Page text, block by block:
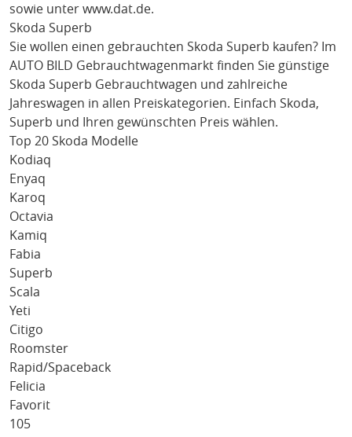
sowie unter www.dat.de.
Skoda Superb
Sie wollen einen gebrauchten Skoda Superb kaufen? Im
AUTO BILD Gebrauchtwagenmarkt finden Sie günstige
Skoda Superb Gebrauchtwagen und zahlreiche
Jahreswagen in allen Preiskategorien. Einfach Skoda,
Superb und Ihren gewünschten Preis wählen.
Top 20 Skoda Modelle
Kodiaq
Enyaq
Karoq
Octavia
Kamiq
Fabia
Superb
Scala
Yeti
Citigo
Roomster
Rapid/Spaceback
Felicia
Favorit
105